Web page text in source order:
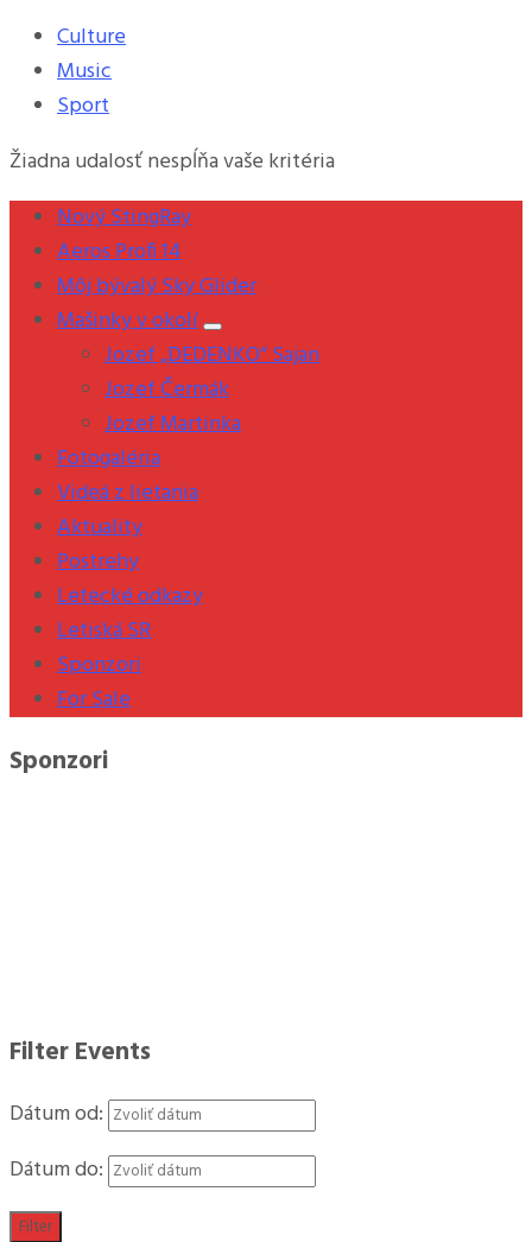
Culture
Music
Sport
Žiadna udalosť nespĺňa vaše kritéria
Nový StingRay
Aeros Profi 14
Môj bývalý Sky Glider
Mašinky v okolí
Jozef „DEDENKO“ Sajan
Jozef Čermák
Jozef Martinka
Fotogaléria
Videá z lietania
Aktuality
Postrehy
Letecké odkazy
Letiská SR
Sponzori
For Sale
Sponzori
Filter Events
Dátum od:
Dátum do:
Filter